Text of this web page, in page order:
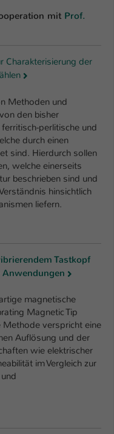
mit Prof.
Charakterisierung der
Methoden und
den bisher
perlitische und
durch einen
sind. Hierdurch sollen
welche einerseits
beschrieben sind und
hinsichtlich
liefern.
Tastkopf
magnetische
Magnetic Tip
Methode verspricht eine
Auflösung und der
wie elektrischer
im Vergleich zur